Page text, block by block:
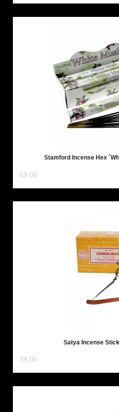
Stamford Incense Hex
69,00
Satya Incense
39,00